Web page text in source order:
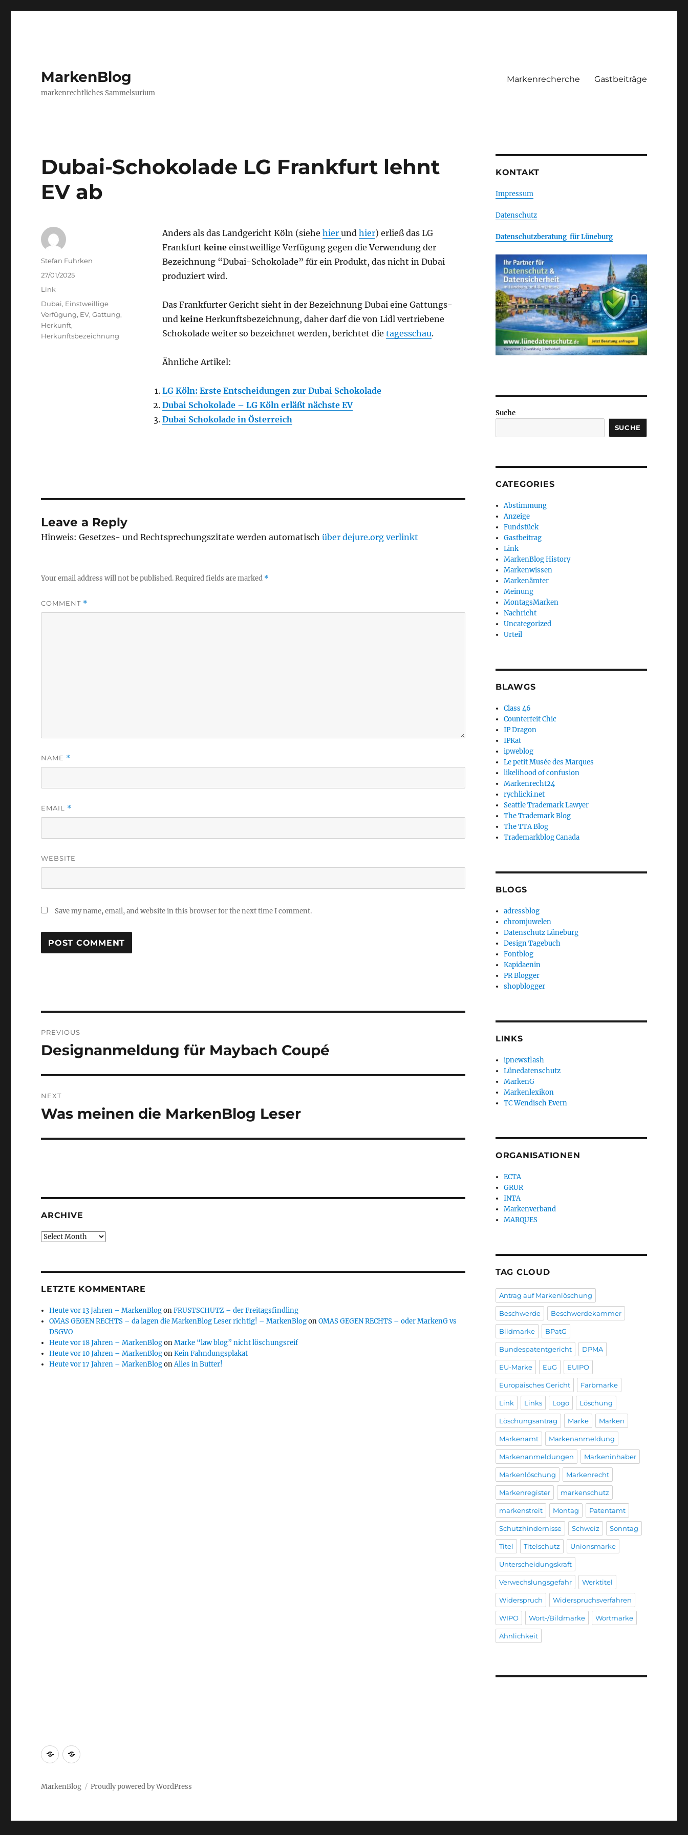
MarkenBlog
markenrechtliches Sammelsurium
Markenrecherche Gastbeiträge
Dubai-Schokolade LG Frankfurt lehnt
EV ab
Anders als das Landgericht Köln (siehe hier und hier) erließ das LG
Frankfurt keine einstweillige Verfügung gegen die Verwendung der
Bezeichnung “Dubai-Schokolade” für ein Produkt, das nicht in Dubai
produziert wird.
Das Frankfurter Gericht sieht in der Bezeichnung Dubai eine Gattungs-
und keine Herkunftsbezeichnung, daher darf die von Lidl vertriebene
Schokolade weiter so bezeichnet werden, berichtet die tagesschau.
Ähnliche Artikel:
LG Köln: Erste Entscheidungen zur Dubai Schokolade
Dubai Schokolade – LG Köln erläßt nächste EV
Dubai Schokolade in Österreich
Author
Stefan Fuhrken
Posted
on
27/01/2025
Categories
Link
Tags
Dubai, Einstweillige
Verfügung, EV,Gattung,
Herkunft,
Herkunftsbezeichnung
Leave a Reply
Hinweis: Gesetzes- und Rechtsprechungszitate werden automatischüber dejure.org verlinkt
Your email address will not be published.Required fields are marked *
COMMENT *
NAME *
EMAIL *
WEBSITE
Save my name, email, and website in this browser for the next time I comment.
navigation
PREVIOUS
Previous
Designanmeldung für Maybach Coupé
NEXT
Next
Was meinen die MarkenBlog Leser
ARCHIVE
Archive
LETZTE KOMMENTARE
Heute vor 13 Jahren – MarkenBlogonFRUSTSCHUTZ – der Freitagsfindling
OMAS GEGEN RECHTS – da lagen die MarkenBlog Leser richtig! – MarkenBlogonOMAS GEGEN RECHTS – oder MarkenG vs
DSGVO
Heute vor 18 Jahren – MarkenBlogonMarke “law blog” nicht löschungsreif
Heute vor 10 Jahren – MarkenBlogonKein Fahndungsplakat
Heute vor 17 Jahren – MarkenBlogonAlles in Butter!
KONTAKT
Impressum
Datenschutz
Datenschutzberatung für Lüneburg
Suche
SUCHE
CATEGORIES
Abstimmung
Anzeige
Fundstück
Gastbeitrag
Link
MarkenBlog History
Markenwissen
Markenämter
Meinung
MontagsMarken
Nachricht
Uncategorized
Urteil
BLAWGS
Class 46
Counterfeit Chic
IP Dragon
IPKat
ipweblog
Le petit Musée des Marques
likelihood of confusion
Markenrecht24
rychlicki.net
Seattle Trademark Lawyer
The Trademark Blog
The TTA Blog
Trademarkblog Canada
BLOGS
adressblog
chromjuwelen
Datenschutz Lüneburg
Design Tagebuch
Fontblog
Kapidaenin
PR Blogger
shopblogger
LINKS
ipnewsflash
Lünedatenschutz
MarkenG
Markenlexikon
TC Wendisch Evern
ORGANISATIONEN
ECTA
GRUR
INTA
Markenverband
MARQUES
TAG CLOUD
Antrag auf Markenlöschung
Beschwerde Beschwerdekammer
Bildmarke BPatG
Bundespatentgericht DPMA
EU-Marke EuG EUIPO
Europäisches Gericht Farbmarke
Link Links Logo Löschung
Löschungsantrag Marke Marken
Markenamt Markenanmeldung
Markenanmeldungen Markeninhaber
Markenlöschung Markenrecht
Markenregister markenschutz
markenstreit Montag Patentamt
Schutzhindernisse Schweiz Sonntag
Titel Titelschutz Unionsmarke
Unterscheidungskraft
Verwechslungsgefahr Werktitel
Widerspruch Widerspruchsverfahren
WIPO Wort-/Bildmarke Wortmarke
Ähnlichkeit
Markenrecherche
Gastbeiträge
MarkenBlog Proudly powered by WordPress